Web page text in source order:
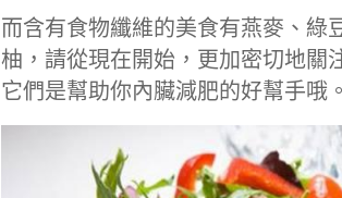
而含有食物纖維的美食有燕麥、綠
柚，請從現在開始，更加密切地關
它們是幫助你內臟減肥的好幫手哦。